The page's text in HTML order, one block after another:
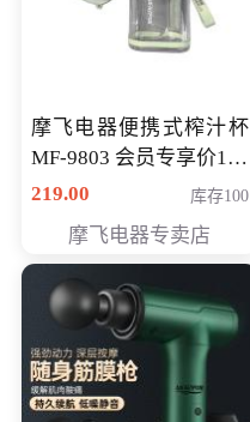
摩飞电器便携式榨汁杯
MF-9803 会员专享价138
元
219.00 库存100
摩飞电器专卖店